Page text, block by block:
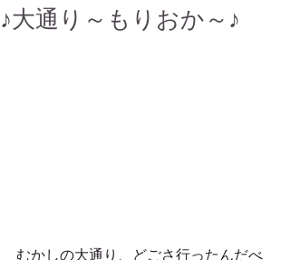
♪大通り～もりおか～♪
むかしの大通り、どごさ行ったんだべ